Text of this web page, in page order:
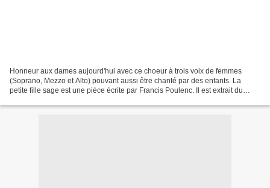
Honneur aux dames aujourd'hui avec ce choeur à trois voix de femmes
(Soprano, Mezzo et Alto) pouvant aussi être chanté par des enfants. La
petite fille sage est une pièce écrite par Francis Poulenc. Il est extrait du